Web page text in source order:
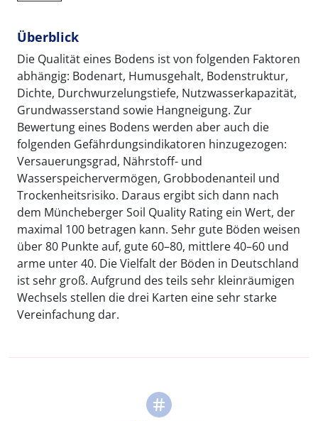
Überblick
Die Qualität eines Bodens ist von folgenden Faktoren
abhängig: Bodenart, Humusgehalt, Bodenstruktur,
Dichte, Durchwurzelungstiefe, Nutzwasserkapazität,
Grundwasserstand sowie Hangneigung. Zur
Bewertung eines Bodens werden aber auch die
folgenden Gefährdungsindikatoren hinzugezogen:
Versauerungsgrad, Nährstoff- und
Wasserspeichervermögen, Grobbodenanteil und
Trockenheitsrisiko. Daraus ergibt sich dann nach
dem Müncheberger Soil Quality Rating ein Wert, der
maximal 100 betragen kann. Sehr gute Böden weisen
über 80 Punkte auf, gute 60–80, mittlere 40–60 und
arme unter 40. Die Vielfalt der Böden in Deutschland
ist sehr groß. Aufgrund des teils sehr kleinräumigen
Wechsels stellen die drei Karten eine sehr starke
Vereinfachung dar.